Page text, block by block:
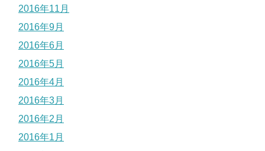
2016年11月
2016年9月
2016年6月
2016年5月
2016年4月
2016年3月
2016年2月
2016年1月